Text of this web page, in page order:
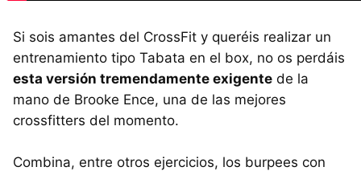
Si sois amantes del CrossFit y queréis realizar un
entrenamiento tipo Tabata en el box, no os perdáis
esta versión tremendamente exigente de la
mano de Brooke Ence, una de las mejores
crossfitters del momento.
Combina, entre otros ejercicios, los burpees con